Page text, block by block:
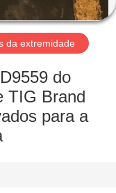
da extremidade
do
TIG Brand
para a